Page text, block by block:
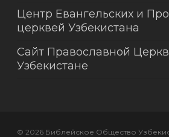
Центр Евангельских и
церквей Узбекистана
Сайт Православной
Узбекистане
© 2026 Библейское Общество